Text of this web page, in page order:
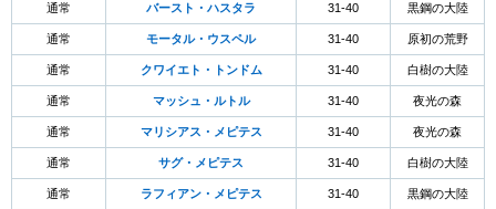
通常 バースト・ハスタラ 31-40 黒鋼の大陸
通常 モータル・ウスペル 31-40 原初の荒野
通常 クワイエト・トンドム 31-40 白樹の大陸
通常 マッシュ・ルトル 31-40 夜光の森
通常 マリシアス・メピテス 31-40 夜光の森
通常 サグ・メピテス 31-40 白樹の大陸
通常 ラフィアン・メピテス 31-40 黒鋼の大陸